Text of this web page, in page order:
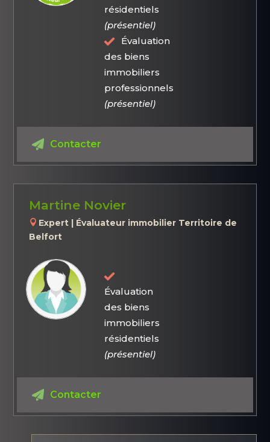
résidentiels
(présentiel)
Évaluation
des biens
immobiliers
professionnels
(présentiel)
Contacter
Martine Novier
Expert | Évaluateur immobilier Territoire de
Belfort
Évaluation
des biens
immobiliers
résidentiels
(présentiel)
Contacter